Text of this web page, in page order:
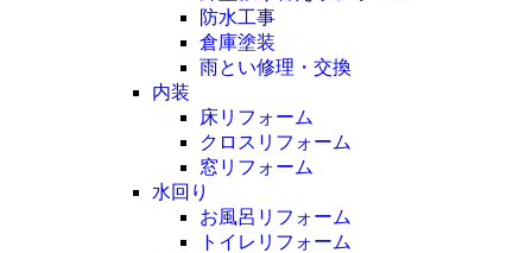
防水工事
倉庫塗装
雨とい修理・交換
内装
床リフォーム
クロスリフォーム
窓リフォーム
水回り
お風呂リフォーム
トイレリフォーム